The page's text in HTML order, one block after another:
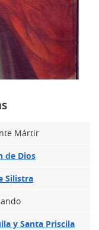
Mártir
de Dios
Silistra
y Santa Priscila